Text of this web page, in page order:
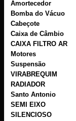
Amortecedor
Bomba do Vácuo
Cabeçote
Caixa de Câmbio
CAIXA FILTRO AR
Motores
Suspensão
VIRABREQUIM
RADIADOR
Santo Antonio
SEMI EIXO
SILENCIOSO